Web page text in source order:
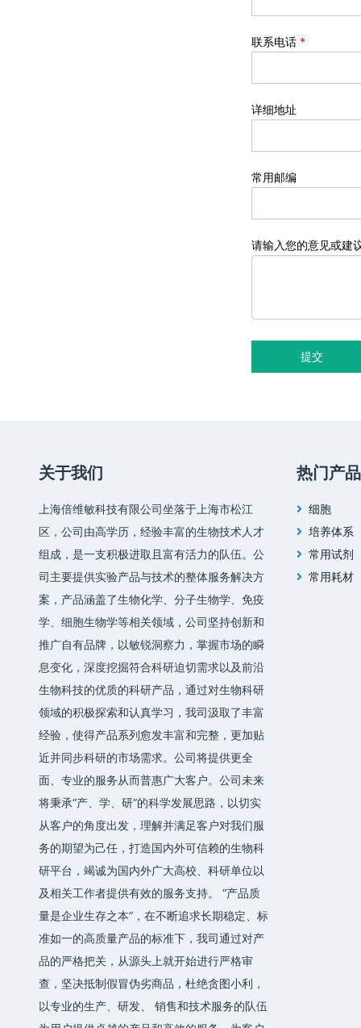
联系电话 *
详细地址
常用邮编
请输入您的意见或建
提交
关于我们
上海倍维敏科技有限公司坐落于上海市松江
区，公司由高学历，经验丰富的生物技术人才
组成，是一支积极进取且富有活力的队伍。公
司主要提供实验产品与技术的整体服务解决方
案，产品涵盖了生物化学、分子生物学、免疫
学、细胞生物学等相关领域，公司坚持创新和
推广自有品牌，以敏锐洞察力，掌握市场的瞬
息变化，深度挖掘符合科研迫切需求以及前沿
生物科技的优质的科研产品，通过对生物科研
领域的积极探索和认真学习，我司汲取了丰富
经验，使得产品系列愈发丰富和完整，更加贴
近并同步科研的市场需求。公司将提供更全
面、专业的服务从而普惠广大客户。公司未来
将秉承“产、学、研”的科学发展思路，以切实
从客户的角度出发，理解并满足客户对我们服
务的期望为己任，打造国内外可信赖的生物科
研平台，竭诚为国内外广大高校、科研单位以
及相关工作者提供有效的服务支持。 “产品质
量是企业生存之本”，在不断追求长期稳定、标
准如一的高质量产品的标准下，我司通过对产
品的严格把关，从源头上就开始进行严格审
查，坚决抵制假冒伪劣商品，杜绝贪图小利，
以专业的生产、研发、 销售和技术服务的队伍
热门产品
细胞
培养体系
常用试剂
常用耗材